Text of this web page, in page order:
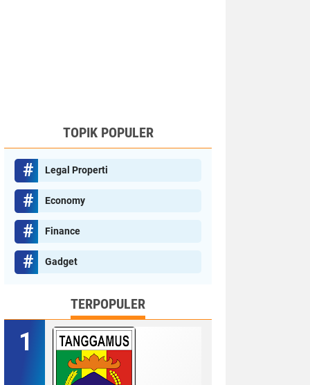
TOPIK POPULER
Legal Properti
Economy
Finance
Gadget
TERPOPULER